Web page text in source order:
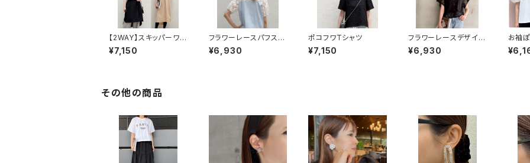
【2WAY】スキッパーワン
ピース
¥7,150
フラワーレースパフスリ
ーブブラウス
¥6,930
ポコフワTシャツ
¥7,150
フラワーレースデザイン
ブラウス
¥6,930
お袖
ャツ
その他の商品